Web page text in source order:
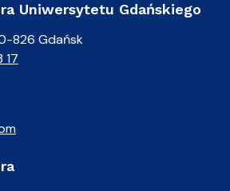
Uniwersytetu Gdańskiego
826 Gdańsk
17